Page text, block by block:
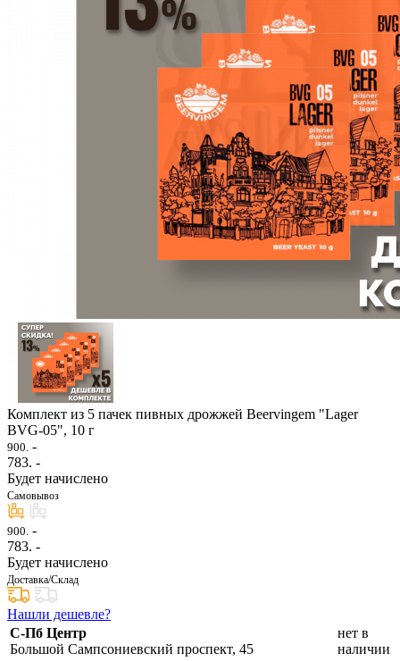
Комплект из 5 пачек пивных дрожжей Beervingem "Lager
BVG-05", 10 г
900. -
783. -
Будет начислено
Самовывоз
900. -
783. -
Будет начислено
Доставка/Склад
Нашли дешевле?
С-Пб Центр
Большой Сампсониевский проспект, 45
нет в
наличии